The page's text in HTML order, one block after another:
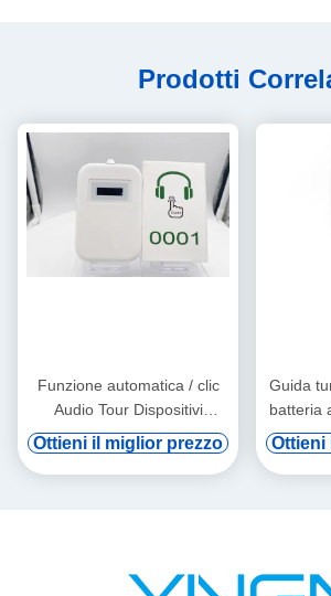
Prodotti
Funzione automatica / clic
Audio Tour Dispositivi
Asciugatura orecchie
Ottieni il miglior prezzo
Guida
batteria
vod
Ottieni